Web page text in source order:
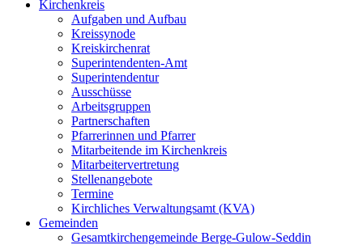
Kirchenkreis
Aufgaben und Aufbau
Kreissynode
Kreiskirchenrat
Superintendenten-Amt
Superintendentur
Ausschüsse
Arbeitsgruppen
Partnerschaften
Pfarrerinnen und Pfarrer
Mitarbeitende im Kirchenkreis
Mitarbeitervertretung
Stellenangebote
Termine
Kirchliches Verwaltungsamt (KVA)
Gemeinden
Gesamtkirchengemeinde Berge-Gulow-Seddin